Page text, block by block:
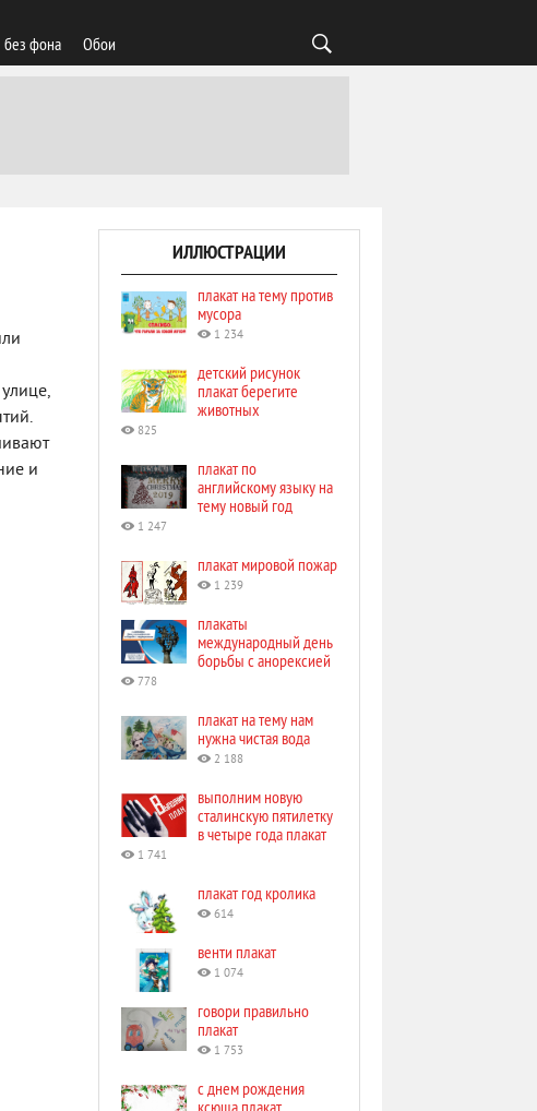
без фона Обои
и
ИЛЛЮСТРАЦИИ
плакат на тему против
мусора
1 234
детский рисунок
плакат берегите
животных
825
плакат по
английскому языку на
тему новый год
1 247
плакат мировой пожар
1 239
плакаты
международный день
борьбы с анорексией
778
плакат на тему нам
нужна чистая вода
2 188
выполним новую
сталинскую пятилетку
в четыре года плакат
1 741
плакат год кролика
614
венти плакат
1 074
говори правильно
плакат
1 753
с днем рождения
ксюша плакат